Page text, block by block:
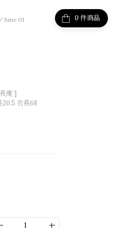
件商品
/ June 01
度 ]
20.5 衣長68